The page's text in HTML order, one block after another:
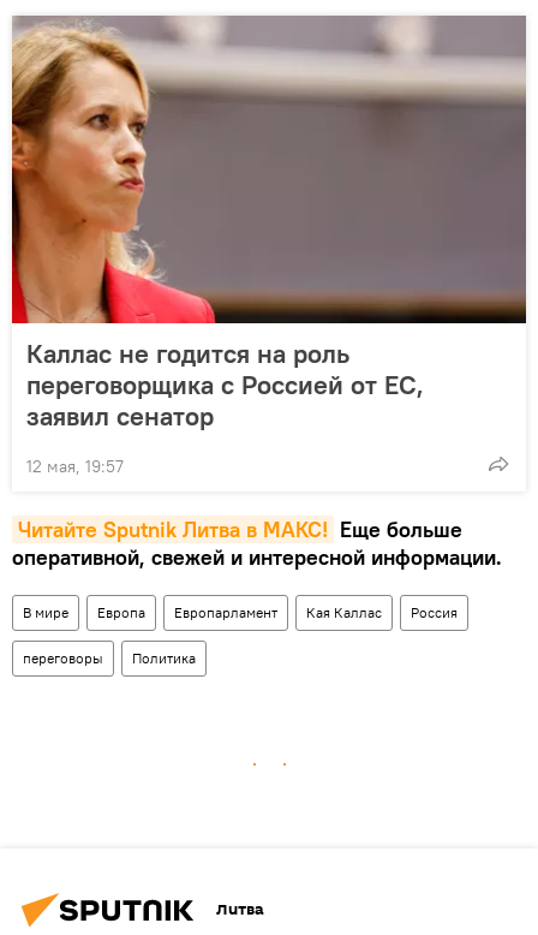
Каллас не годится на роль
переговорщика с Россией от ЕС,
заявил сенатор
12 мая, 19:57
Читайте Sputnik Литва в MAКС! Еще больше
оперативной, свежей и интересной информации.
В мире Европа Европарламент Кая Каллас Россия
переговоры Политика
Литва